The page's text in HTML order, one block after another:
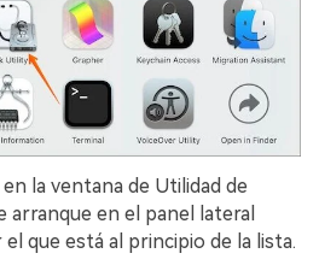
la ventana de Utilidad de
arranque en el panel lateral
que está al principio de la lista.󠀲󠀡󠀩󠀣󠀡󠀣󠀠󠀡󠀩󠀳